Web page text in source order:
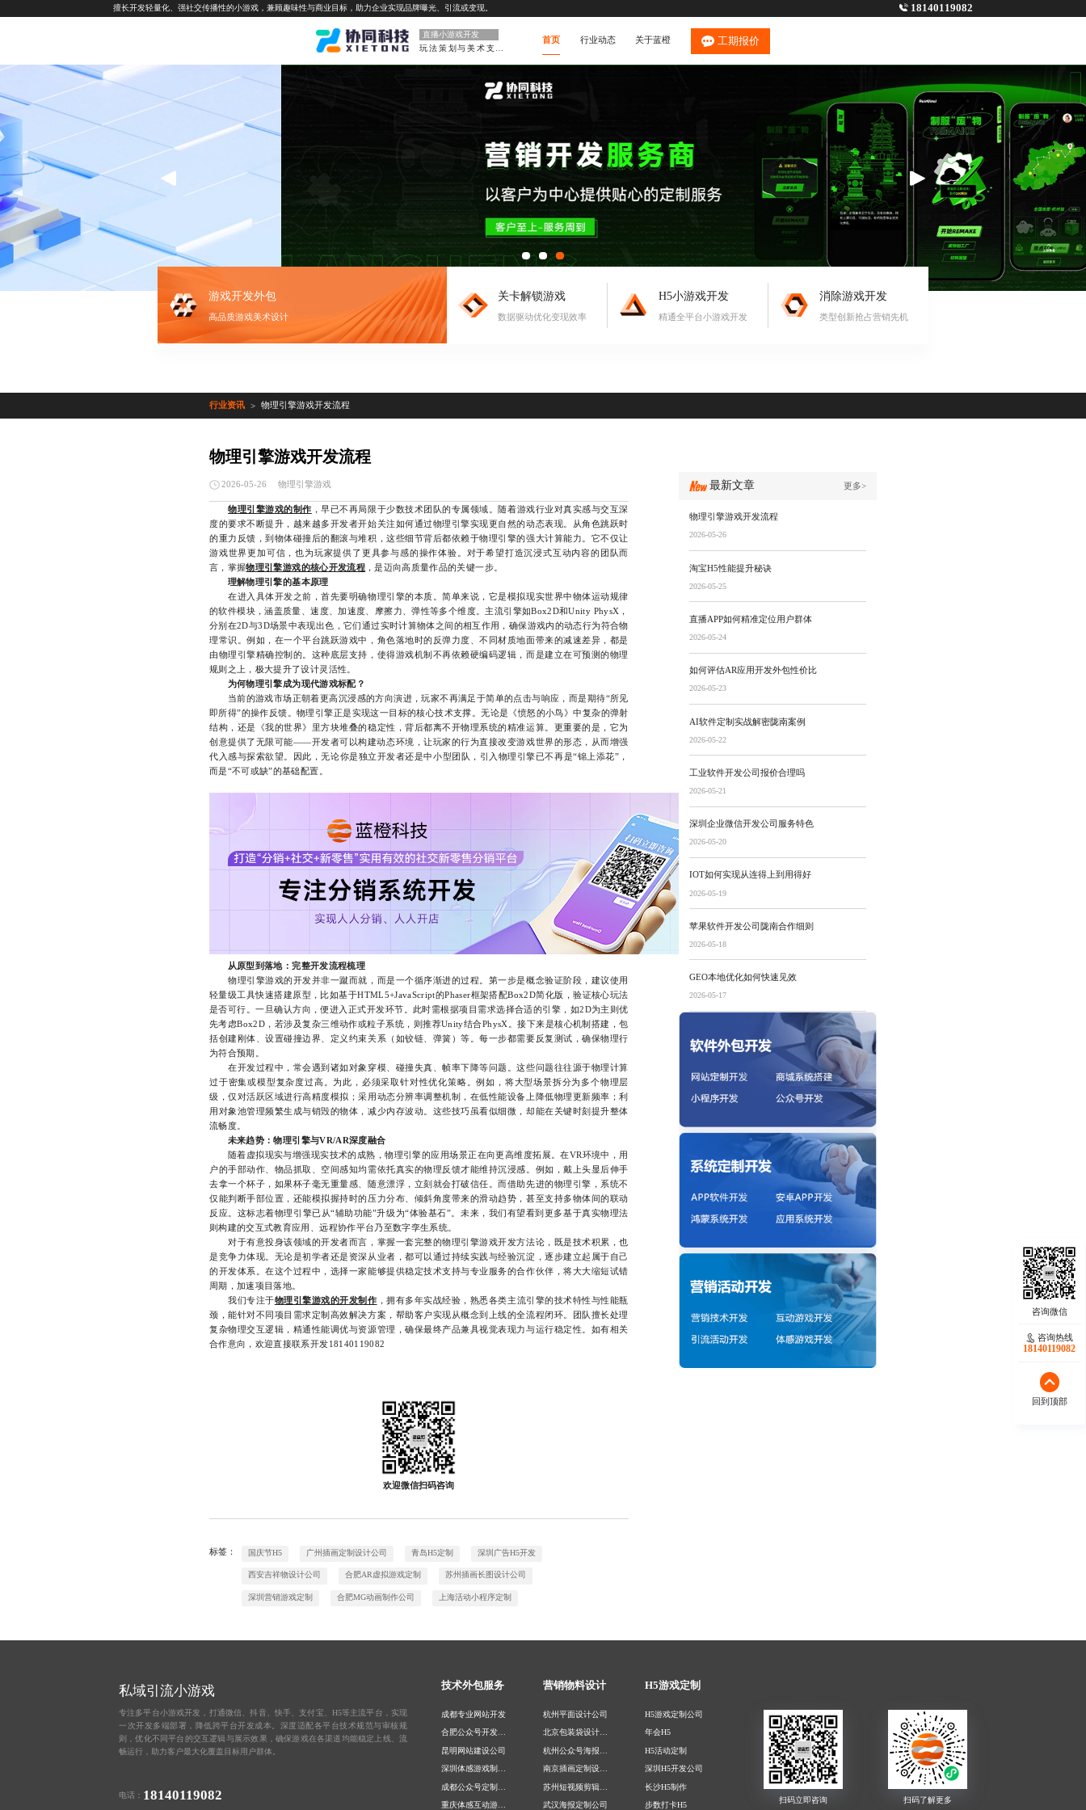
擅长开发轻量化、强社交传播性的小游戏，兼顾趣味性与商业目标，助力企业实现品牌曝光、引流或变现。 18140119082
直播小游戏开发
首页 行业动态 关于蓝橙 工期报价
游戏开发外包
高品质游戏美术设计
关卡解锁游戏
数据驱动优化变现效率
H5小游戏开发
精通全平台小游戏开发
消除游戏开发
类型创新抢占营销先机
行业资讯 > 物理引擎游戏开发流程
物理引擎游戏开发流程
2026-05-26 物理引擎游戏
物理引擎游戏的制作 ，早已不再局限于少数技术团队的专属领域。随着游戏行业对真实感与交互深
度的要求不断提升，越来越多开发者开始关注如何通过物理引擎实现更自然的动态表现。从角色跳跃时
的重力反馈，到物体碰撞后的翻滚与堆积，这些细节背后都依赖于物理引擎的强大计算能力。它不仅让
游戏世界更加可信，也为玩家提供了更具参与感的操作体验。对于希望打造沉浸式互动内容的团队而
言，掌握物理引擎游戏的核心开发流程，是迈向高质量作品的关键一步。
理解物理引擎的基本原理
在进入具体开发之前，首先要明确物理引擎的本质。简单来说，它是模拟现实世界中物体运动规律
的软件模块，涵盖质量、速度、加速度、摩擦力、弹性等多个维度。主流引擎如Box2D和Unity PhysX，
分别在2D与3D场景中表现出色，它们通过实时计算物体之间的相互作用，确保游戏内的动态行为符合物
理常识。例如，在一个平台跳跃游戏中，角色落地时的反弹力度、不同材质地面带来的减速差异，都是
由物理引擎精确控制的。这种底层支持，使得游戏机制不再依赖硬编码逻辑，而是建立在可预测的物理
规则之上，极大提升了设计灵活性。
为何物理引擎成为现代游戏标配？
当前的游戏市场正朝着更高沉浸感的方向演进，玩家不再满足于简单的点击与响应，而是期待“所见
即所得”的操作反馈。物理引擎正是实现这一目标的核心技术支撑。无论是《愤怒的小鸟》中复杂的弹射
结构，还是《我的世界》里方块堆叠的稳定性，背后都离不开物理系统的精准运算。更重要的是，它为
创意提供了无限可能——开发者可以构建动态环境，让玩家的行为直接改变游戏世界的形态，从而增强
代入感与探索欲望。因此，无论你是独立开发者还是中小型团队，引入物理引擎已不再是“锦上添花”，
而是“不可或缺”的基础配置。
从原型到落地：完整开发流程梳理
物理引擎游戏的开发并非一蹴而就，而是一个循序渐进的过程。第一步是概念验证阶段，建议使用
轻量级工具快速搭建原型，比如基于HTML5+JavaScript的Phaser框架搭配Box2D简化版，验证核心玩法
是否可行。一旦确认方向，便进入正式开发环节。此时需根据项目需求选择合适的引擎，如2D为主则优
先考虑Box2D，若涉及复杂三维动作或粒子系统，则推荐Unity结合PhysX。接下来是核心机制搭建，包
括创建刚体、设置碰撞边界、定义约束关系（如铰链、弹簧）等。每一步都需要反复测试，确保物理行
为符合预期。
在开发过程中，常会遇到诸如对象穿模、碰撞失真、帧率下降等问题。这些问题往往源于物理计算
过于密集或模型复杂度过高。为此，必须采取针对性优化策略。例如，将大型场景拆分为多个物理层
级，仅对活跃区域进行高精度模拟；采用动态分辨率调整机制，在低性能设备上降低物理更新频率；利
用对象池管理频繁生成与销毁的物体，减少内存波动。这些技巧虽看似细微，却能在关键时刻提升整体
流畅度。
未来趋势：物理引擎与VR/AR深度融合
随着虚拟现实与增强现实技术的成熟，物理引擎的应用场景正在向更高维度拓展。在VR环境中，用
户的手部动作、物品抓取、空间感知均需依托真实的物理反馈才能维持沉浸感。例如，戴上头显后伸手
去拿一个杯子，如果杯子毫无重量感、随意漂浮，立刻就会打破信任。而借助先进的物理引擎，系统不
仅能判断手部位置，还能模拟握持时的压力分布、倾斜角度带来的滑动趋势，甚至支持多物体间的联动
反应。这标志着物理引擎已从“辅助功能”升级为“体验基石”。未来，我们有望看到更多基于真实物理法
则构建的交互式教育应用、远程协作平台乃至数字孪生系统。
对于有意投身该领域的开发者而言，掌握一套完整的物理引擎游戏开发方法论，既是技术积累，也
是竞争力体现。无论是初学者还是资深从业者，都可以通过持续实践与经验沉淀，逐步建立起属于自己
的开发体系。在这个过程中，选择一家能够提供稳定技术支持与专业服务的合作伙伴，将大大缩短试错
周期，加速项目落地。
我们专注于物理引擎游戏的开发制作 ，拥有多年实战经验，熟悉各类主流引擎的技术特性与性能瓶
颈，能针对不同项目需求定制高效解决方案，帮助客户实现从概念到上线的全流程闭环。团队擅长处理
复杂物理交互逻辑，精通性能调优与资源管理，确保最终产品兼具视觉表现力与运行稳定性。如有相关
合作意向，欢迎直接联系开发18140119082
欢迎微信扫码咨询
标签： 国庆节H5 广州插画定制设计公司 青岛H5定制 深圳广告H5开发
西安吉祥物设计公司 合肥AR虚拟游戏定制 苏州插画长图设计公司
深圳营销游戏定制 合肥MG动画制作公司 上海活动小程序定制
最新文章 更多>
物理引擎游戏开发流程
2026-05-26
淘宝H5性能提升秘诀
2026-05-25
直播APP如何精准定位用户群体
2026-05-24
如何评估AR应用开发外包性价比
2026-05-23
AI软件定制实战解密陇南案例
2026-05-22
工业软件开发公司报价合理吗
2026-05-21
深圳企业微信开发公司服务特色
2026-05-20
IOT如何实现从连得上到用得好
2026-05-19
苹果软件开发公司陇南合作细则
2026-05-18
GEO本地优化如何快速见效
2026-05-17
私域引流小游戏
专注多平台小游戏开发，打通微信、抖音、快手、支付宝、H5等主流平台，实现
一次开发多端部署，降低跨平台开发成本。深度适配各平台技术规范与审核规
则，优化不同平台的交互逻辑与展示效果，确保游戏在各渠道均能稳定上线、流
畅运行，助力客户最大化覆盖目标用户群体。
电话： 18140119082
技术外包服务
成都专业网站开发
合肥公众号开发公司
昆明网站建设公司
深圳体感游戏制作公司
重庆体感互动游戏制作
营销物料设计
杭州平面设计公司
北京包装袋设计公司
南京插画定制设计公司
武汉海报定制公司
H5游戏定制
H5游戏定制公司
年会H5
H5活动定制
深圳H5开发公司
长沙H5制作
步数打卡H5
咨询热线
18140119082
回到顶部